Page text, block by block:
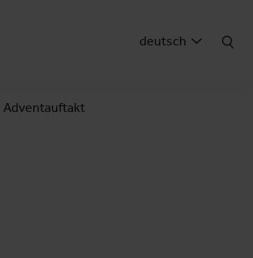
deutsch
Adventauftakt